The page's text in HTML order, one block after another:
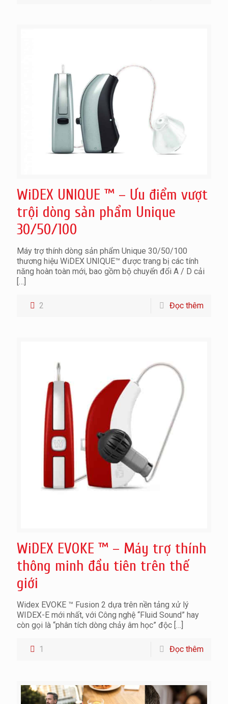
WiDEX UNIQUE ™ – Ưu điểm vượt
trội dòng sản phẩm Unique
30/50/100
Máy trợ thính dòng sản phẩm Unique 30/50/100
thương hiệu WiDEX UNIQUE™ được trang bị các tính
năng hoàn toàn mới, bao gồm bộ chuyển đổi A / D cải
[…]
2 Đọc thêm
WiDEX EVOKE ™ – Máy trợ thính
thông minh đầu tiên trên thế
giới
Widex EVOKE ™ Fusion 2 dựa trên nền tảng xử lý
WIDEX-E mới nhất, với Công nghệ “Fluid Sound” hay
còn gọi là “phân tích dòng chảy âm học” độc […]
1 Đọc thêm